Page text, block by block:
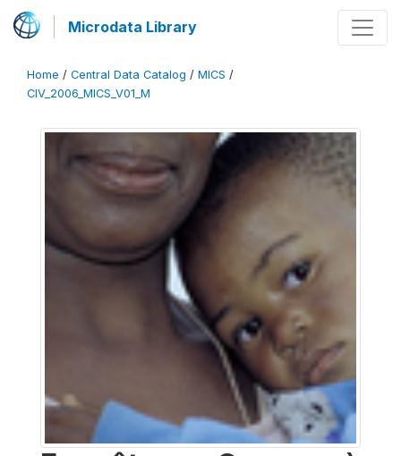
Microdata Library
Home / Central Data Catalog / MICS /
CIV_2006_MICS_V01_M